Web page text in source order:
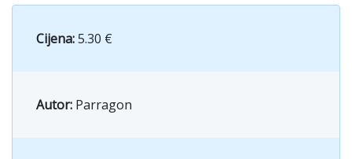
Cijena:5.30 €
Autor: Parragon